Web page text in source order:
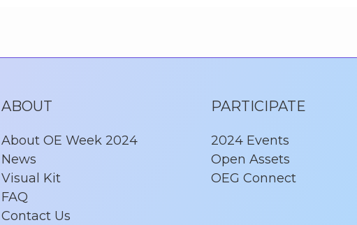
ABOUT
About OE Week 2024
News
Visual Kit
FAQ
Contact Us
PARTICIPATE
2024 Events
Open Assets
OEG Connect